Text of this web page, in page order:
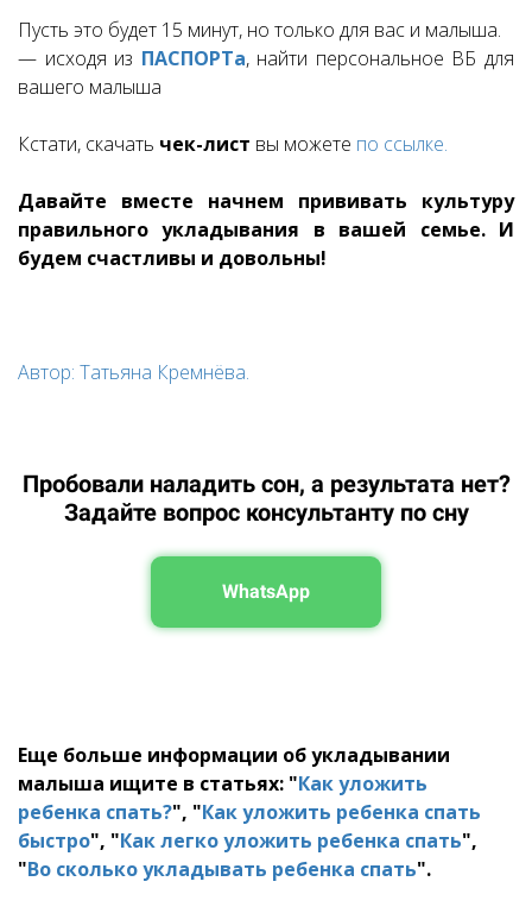
Пусть это будет 15 минут, но только для вас и малыша.
— исходя из ПАСПОРТа, найти персональное ВБ для
вашего малыша
Кстати, скачать чек-лист вы можете по ссылке.
Давайте вместе начнем прививать культуру
правильного укладывания в вашей семье. И
будем счастливы и довольны!
Автор: Татьяна Кремнёва.
Пробовали наладить сон, а результата нет?
Задайте вопрос консультанту по сну
WhatsApp
Еще больше информации об укладывании
малыша ищите в статьях: "Как уложить
ребенка спать?", "Как уложить ребенка спать
быстро", "Как легко уложить ребенка спать",
"Во сколько укладывать ребенка спать".